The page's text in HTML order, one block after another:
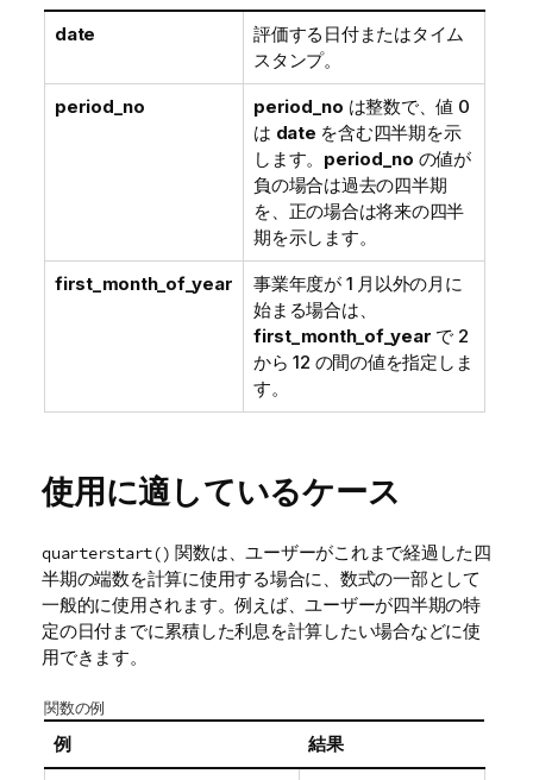
date
評価する日付またはタイム
スタンプ。
period_no period_no は整数で、値 0
は date を含む四半期を示
します。 period_no の値が
負の場合は過去の四半期
を、正の場合は将来の四半
期を示します。
first_month_of_year
事業年度が 1 月以外の月に
始まる場合は、
first_month_of_year で 2
から 12 の間の値を指定しま
す。
使用に適しているケース
quarterstart() 関数は、ユーザーがこれまで経過した四
半期の端数を計算に使用する場合に、数式の一部として
一般的に使用されます。例えば、ユーザーが四半期の特
定の日付までに累積した利息を計算したい場合などに使
用できます。
関数の例
例 結果